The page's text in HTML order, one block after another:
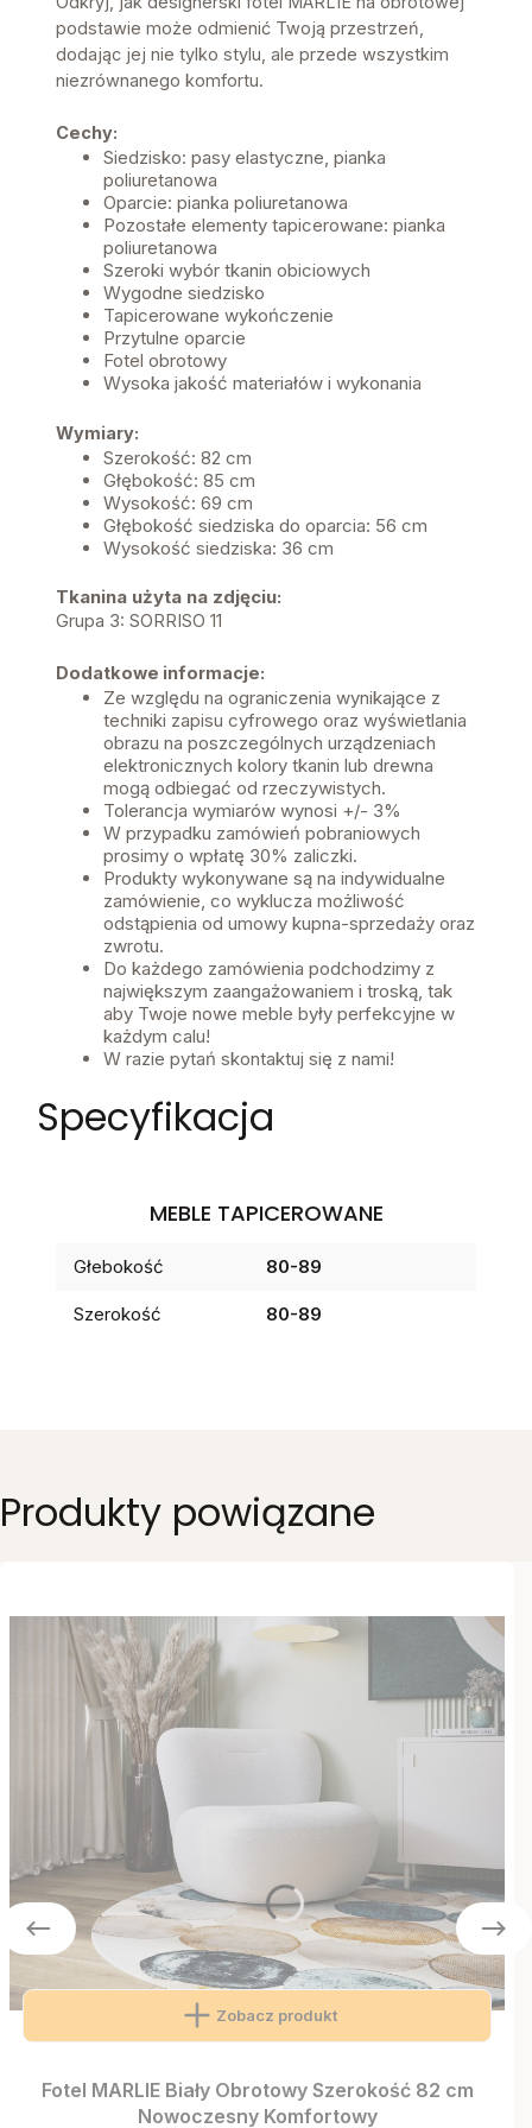
podstawie może odmienić Twoją przestrzeń,
dodając jej nie tylko stylu, ale przede wszystkim
niezrównanego komfortu.
Cechy:
Siedzisko: pasy elastyczne, pianka
poliuretanowa
Oparcie: pianka poliuretanowa
Pozostałe elementy tapicerowane: pianka
poliuretanowa
Szeroki wybór tkanin obiciowych
Wygodne siedzisko
Tapicerowane wykończenie
Przytulne oparcie
Fotel obrotowy
Wysoka jakość materiałów i wykonania
Wymiary:
Szerokość: 82 cm
Głębokość: 85 cm
Wysokość: 69 cm
Głębokość siedziska do oparcia: 56 cm
Wysokość siedziska: 36 cm
Tkanina użyta na zdjęciu:
Grupa 3: SORRISO 11
Dodatkowe informacje:
Ze względu na ograniczenia wynikające z
techniki zapisu cyfrowego oraz wyświetlania
obrazu na poszczególnych urządzeniach
elektronicznych kolory tkanin lub drewna
mogą odbiegać od rzeczywistych.
Tolerancja wymiarów wynosi +/- 3%
W przypadku zamówień pobraniowych
prosimy o wpłatę 30% zaliczki.
Produkty wykonywane są na indywidualne
zamówienie, co wyklucza możliwość
odstąpienia od umowy kupna-sprzedaży oraz
zwrotu.
Do każdego zamówienia podchodzimy z
największym zaangażowaniem i troską, tak
aby Twoje nowe meble były perfekcyjne w
każdym calu!
W razie pytań skontaktuj się z nami!
Specyfikacja
MEBLE TAPICEROWANE
Głebokość 80-89
Szerokość 80-89
Produkty powiązane
Zobacz produkt
Fotel MARLIE Biały Obrotowy Szerokość 82 cm
Nowoczesny Komfortowy